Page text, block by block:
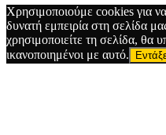
Χρησιμοποιούμε cookies για
δυνατή εμπειρία στη σελίδα
χρησιμοποιείτε τη σελίδα, θα
ικανοποιημένοι με αυτό.